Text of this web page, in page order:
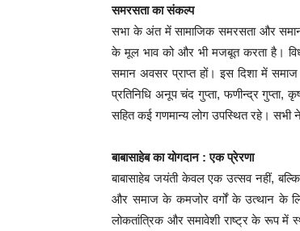
समरसता का संकल्प
सभा के अंत में सामाजिक समरसता और
के मूल भाव को और भी मजबूत करता है।
समान अवसर प्राप्त हों। इस दिशा में
प्रतिनिधि अनूप चंद गुप्ता, फणीन्द्र गुप्ता,
सहित कई गणमान्य लोग उपस्थित रहे। सभी
बाबासाहेब का योगदान : एक प्रेरणा
बाबासाहेब जयंती केवल एक उत्सव नहीं,
और समाज के कमजोर वर्गों के उत्थान के
लोकतांत्रिक और समावेशी राष्ट्र के रूप में